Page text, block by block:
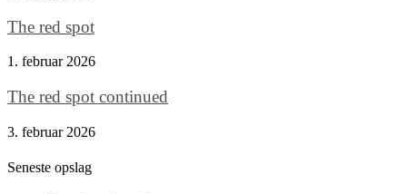
The red spot
1. februar 2026
The red spot continued
3. februar 2026
Seneste opslag